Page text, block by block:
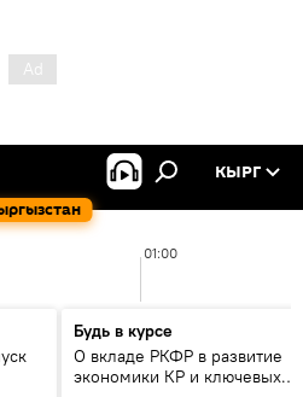
КЫРГ
01:00
Будь в курсе
О вкладе РКФР в развитие
экономики КР и ключевых